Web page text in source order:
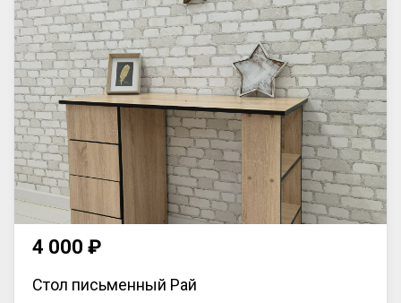
4 000 ₽
Стол письменный Рай